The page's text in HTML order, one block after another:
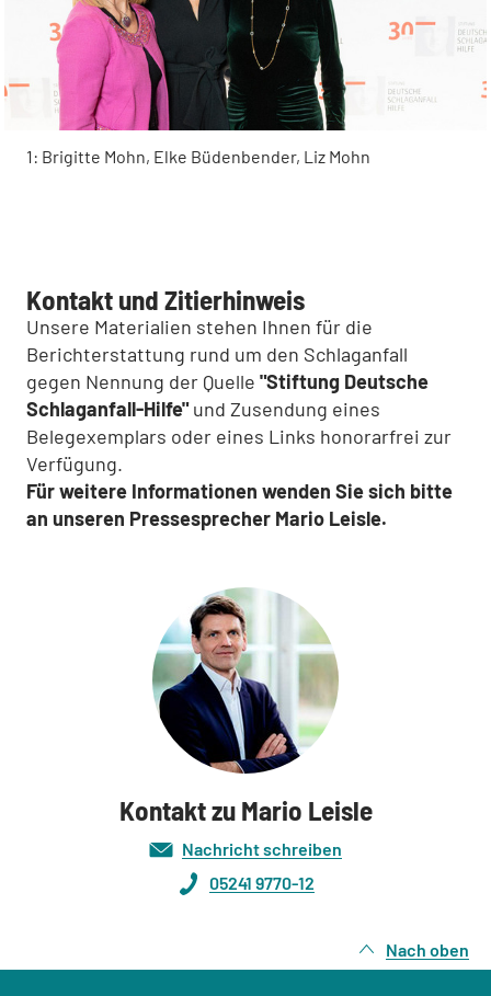
1: Brigitte Mohn, Elke Büdenbender, Liz Mohn
Kontakt und Zitierhinweis
Unsere Materialien stehen Ihnen für die
Berichterstattung rund um den Schlaganfall
gegen Nennung der Quelle "Stiftung Deutsche
Schlaganfall-Hilfe"und Zusendung eines
Belegexemplars oder eines Links honorarfrei zur
Verfügung.
Für weitere Informationen wenden Sie sich bitte
an unseren Pressesprecher Mario Leisle.
Kontakt zu Mario Leisle
Nachricht schreiben
05241 9770-12
Nach oben